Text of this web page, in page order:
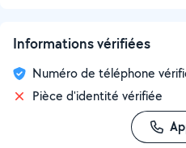
Informations vérifiées
Numéro de téléphone
Pièce d'identité vérifiée